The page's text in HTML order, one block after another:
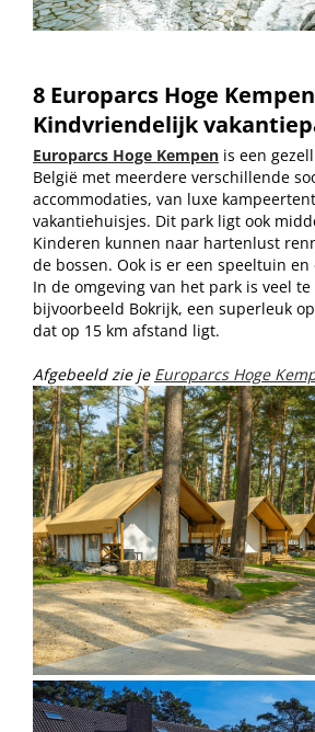
8 Europarcs Hoge
Kindvriendelijk
Europarcs Hoge Kempen is een
België met meerdere verschillende
accommodaties, van luxe
vakantiehuisjes. Dit park ligt ook
Kinderen kunnen naar hartenlust
de bossen. Ook is er een speeltuin
In de omgeving van het park is veel te
bijvoorbeeld Bokrijk, een superleuk
dat op 15 km afstand ligt.
Afgebeeld zie je Europarcs Hoge